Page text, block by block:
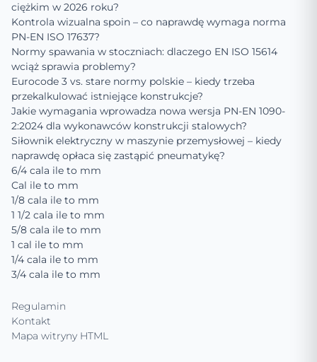
ciężkim w 2026 roku?
Kontrola wizualna spoin – co naprawdę wymaga norma
PN-EN ISO 17637?
Normy spawania w stoczniach: dlaczego EN ISO 15614
wciąż sprawia problemy?
Eurocode 3 vs. stare normy polskie – kiedy trzeba
przekalkulować istniejące konstrukcje?
Jakie wymagania wprowadza nowa wersja PN-EN 1090-
2:2024 dla wykonawców konstrukcji stalowych?
Siłownik elektryczny w maszynie przemysłowej – kiedy
naprawdę opłaca się zastąpić pneumatykę?
6/4 cala ile to mm
Cal ile to mm
1/8 cala ile to mm
1 1/2 cala ile to mm
5/8 cala ile to mm
1 cal ile to mm
1/4 cala ile to mm
3/4 cala ile to mm
Regulamin
Kontakt
Mapa witryny HTML